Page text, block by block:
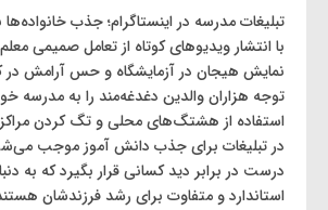
تبلیغات مدرسه در اینستاگرام؛ جذب
با انتشار ویدیوهای کوتاه از تعامل صمیمی
نمایش هیجان در آزمایشگاه و حس آرامش در
توجه هزاران والدین دغدغه‌مند را به مدرسه
استفاده از هشتگ‌های محلی و تگ کردن
در تبلیغات برای جذب دانش آموز موجب
درست در برابر دید کسانی قرار بگیرد که به
استاندارد و متفاوت برای رشد فرزندشان